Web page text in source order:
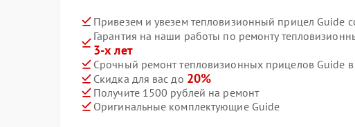
Привезем и увезем тепловизионный прицел Guide
Гарантия на наши работы по ремонту
3-х лет
Срочный ремонт тепловизионных прицелов Guide в
Скидка для вас до 20%
Получите 1500 рублей на ремонт
Оригинальные комплектующие Guide